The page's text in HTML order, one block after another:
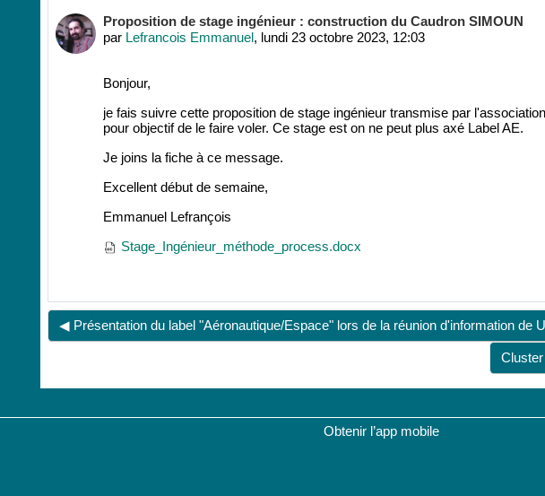
Proposition de stage ingénieur : construction du Caudron SIMOUN
par Lefrancois Emmanuel, lundi 23 octobre 2023, 12:03
Nombre de réponses : 0
Bonjour,
je fais suivre cette proposition de stage ingénieur transmise par
pour objectif de le faire voler. Ce stage est on ne peut plus axé Label AE.
Je joins la fiche à ce message.
Excellent début de semaine,
Emmanuel Lefrançois
Stage_Ingénieur_méthode_process.docx
◀︎ Présentation du label "Aéronautique/Espace" lors de la réunion d'information de
Obtenir l’app mobile